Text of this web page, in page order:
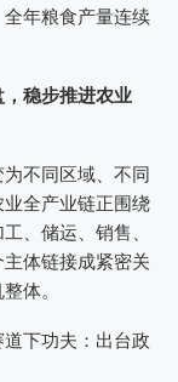
年粮食产量连续
稳步推进农业
不同区域、不同
全产业链正围绕
、储运、销售、
体链接成紧密关
体。
下功夫：出台政